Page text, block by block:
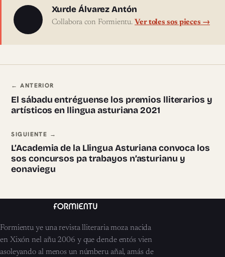
Sobre l'autor
Xurde Álvarez Antón
Collabora con Formientu. Ver toles sos pieces →
Navegación ente pieces
← ANTERIOR
El sábadu entréguense los premios lliterarios y
artísticos en llingua asturiana 2021
SIGUIENTE →
L’Academia de la Llingua Asturiana convoca los
sos concursos pa trabayos n’asturianu y
eonaviegu
Formientu ye una revista lliteraria moza nacida
en Xixón nel añu 2006 y que dende entós vien
asoleyando al menos un númberu añal, amás de